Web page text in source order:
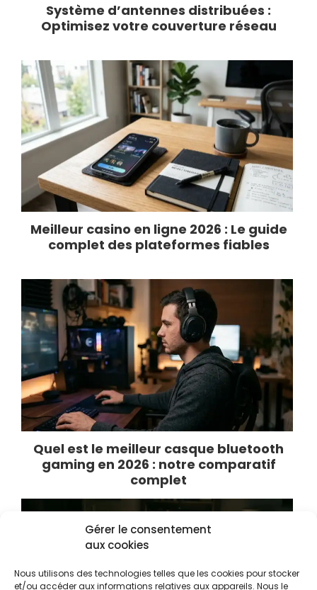
Gérer le consentement
aux cookies
Nous utilisons des technologies telles que les cookies pour stocker
et/ou accéder aux informations relatives aux appareils. Nous le
Système d’antennes distribuées :
Optimisez votre couverture réseau
Meilleur casino en ligne 2026 : Le guide
complet des plateformes fiables
Quel est le meilleur casque bluetooth
gaming en 2026 : notre comparatif
complet